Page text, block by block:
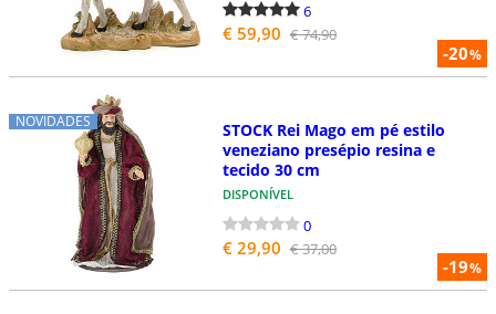
-20%
6
€ 59,90 € 74,90
NOVIDADES
-19%
STOCK Rei Mago em pé estilo
veneziano presépio resina e
tecido 30 cm
DISPONÍVEL
0
€ 29,90 € 37,00